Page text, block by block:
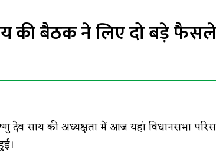
की बैठक ने लिए दो बड़े फैसले
देव साय की अध्यक्षता में आज यहां विधानसभा